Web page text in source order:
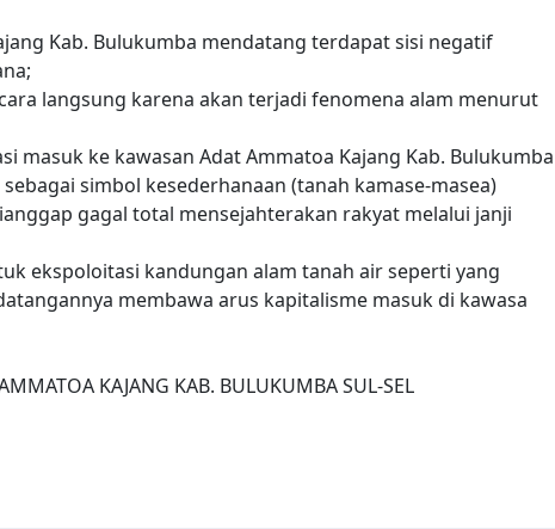
Kab. Bulukumba mendatang terdapat sisi negatif
langsung karena akan terjadi fenomena alam menurut
masuk ke kawasan Adat Ammatoa Kajang Kab. Bulukumba
simbol kesederhanaan (tanah kamase-masea)
gagal total mensejahterakan rakyat melalui janji
ekspoloitasi kandungan alam tanah air seperti yang
membawa arus kapitalisme masuk di kawasa
KAJANG KAB. BULUKUMBA SUL-SEL